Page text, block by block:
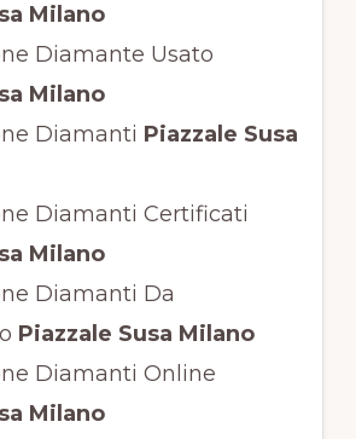
Milano
Diamante Usato
Milano
Diamanti Piazzale Susa
Diamanti Certificati
Milano
Diamanti Da
Piazzale Susa Milano
Diamanti Online
Milano